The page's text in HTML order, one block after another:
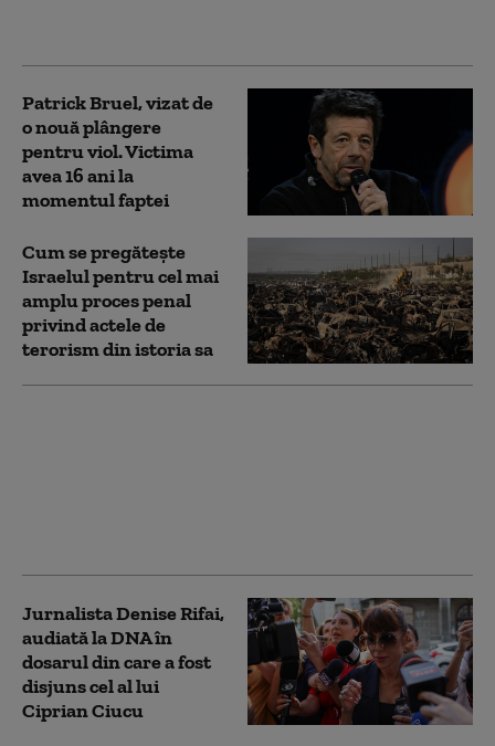
Patrick Bruel, vizat de
o nouă plângere
pentru viol. Victima
avea 16 ani la
momentul faptei
Cum se pregătește
Israelul pentru cel mai
amplu proces penal
privind actele de
terorism din istoria sa
Jurnalista Denise Rifai,
audiată la DNA în
dosarul din care a fost
disjuns cel al lui
Ciprian Ciucu